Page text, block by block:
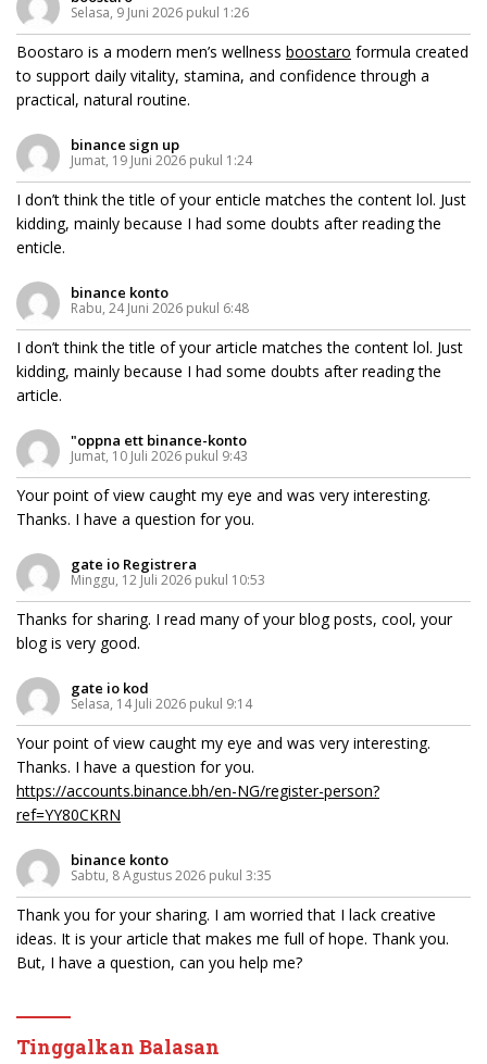
Selasa, 9 Juni 2026 pukul 1:26
Boostaro is a modern men’s wellness boostaro formula created
to support daily vitality, stamina, and confidence through a
practical, natural routine.
binance sign up
Jumat, 19 Juni 2026 pukul 1:24
I don’t think the title of your enticle matches the content lol. Just
kidding, mainly because I had some doubts after reading the
enticle.
binance konto
Rabu, 24 Juni 2026 pukul 6:48
I don’t think the title of your article matches the content lol. Just
kidding, mainly because I had some doubts after reading the
article.
"oppna ett binance-konto
Jumat, 10 Juli 2026 pukul 9:43
Your point of view caught my eye and was very interesting.
Thanks. I have a question for you.
gate io Registrera
Minggu, 12 Juli 2026 pukul 10:53
Thanks for sharing. I read many of your blog posts, cool, your
blog is very good.
gate io kod
Selasa, 14 Juli 2026 pukul 9:14
Your point of view caught my eye and was very interesting.
Thanks. I have a question for you.
https://accounts.binance.bh/en-NG/register-person?
ref=YY80CKRN
binance konto
Sabtu, 8 Agustus 2026 pukul 3:35
Thank you for your sharing. I am worried that I lack creative
ideas. It is your article that makes me full of hope. Thank you.
But, I have a question, can you help me?
Tinggalkan Balasan